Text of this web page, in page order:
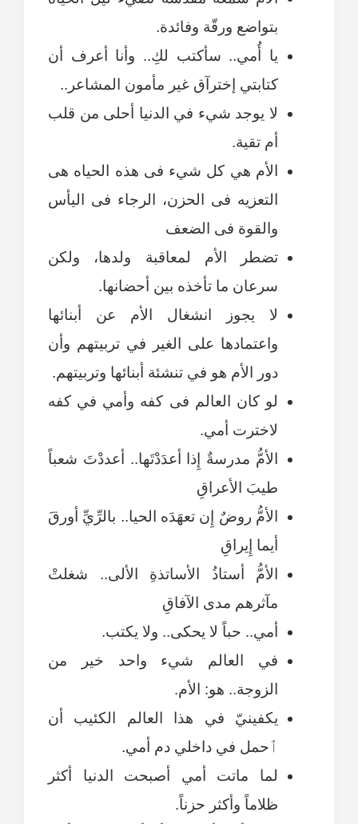
بتواضع ورقّة وفائدة.
يا أُمي.. سأكتب لكِ.. وأنا أعرف أن
كتابتي إخترآق غير مأمون المشاعر..
لا يوجد شيء في الدنيا أحلى من قلب
أم تقية.
الأم هي كل شيء فى هذه الحياه هى
التعزيه فى الحزن، الرجاء فى اليأس
والقوة فى الضعف
تضطر الأم لمعاقبة ولدها، ولكن
سرعان ما تأخذه بين أحضانها.
لا يجوز انشغال الأم عن أبنائها
واعتمادها على الغير في تربيتهم وأن
دور الأم هو في تنشئة أبنائها وتربيتهم.
لو كان العالم فى كفه وأمي في كفه
لاخترت أمي.
الأمُّ مدرسةٌ إِذا أعدَدْتَها.. أعددْتَ شعباً
طيبَ الأعراقِ
الأمُّ روضٌ إِن تعهَدَه الحيا.. بالرِّيِّ أورقَ
أيما إِيراقِ
الأمُّ أستاذُ الأساتذةِ الألى.. شغلتْ
مآثرهم مدى الآفاقِ
أمي.. حباً لا يحكى.. ولا يكتب.
في العالم شيء واحد خير من
الزوجة.. هو: الأم.
يكفينيّ في هذا العالم الكئيب أن
ٲحمل في داخلي دم أمي.
لما ماتت أمي أصبحت الدنيا أكثر
ظلاماً وأكثر حزناً.